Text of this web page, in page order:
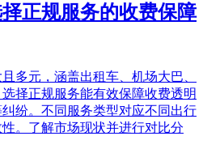
正规服务的收费保障
多元，涵盖出租车、机场大巴、
择正规服务能有效保障收费透明
纷。不同服务类型对应不同出行
。了解市场现状并进行对比分